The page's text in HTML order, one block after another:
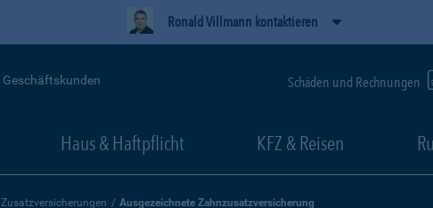
Ronald Villmann kontaktieren
Geschäftskunden Schäden und Rechnungen
Haus & Haftpflicht KFZ & Reisen
Zusatzversicherungen Ausgezeichnete Zahnzusatzversicherung